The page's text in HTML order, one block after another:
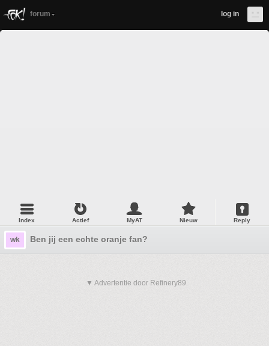
forum log in
Index Actief MyAT Nieuw Reply
wk Ben jij een echte oranje fan?
▼ Advertentie door Refinery89